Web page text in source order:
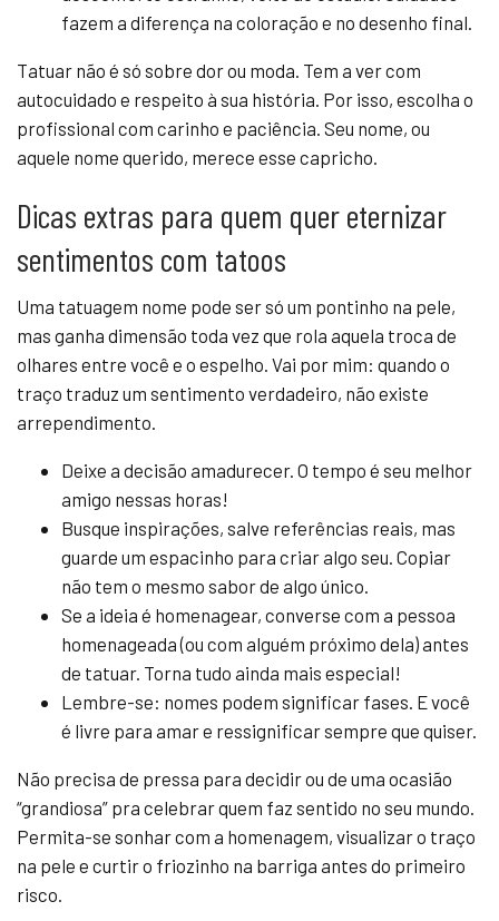
fazem a diferença na coloração e no desenho final.
Tatuar não é só sobre dor ou moda. Tem a ver com
autocuidado e respeito à sua história. Por isso, escolha o
profissional com carinho e paciência. Seu nome, ou
aquele nome querido, merece esse capricho.
Dicas extras para quem quer eternizar
sentimentos com tatoos
Uma tatuagem nome pode ser só um pontinho na pele,
mas ganha dimensão toda vez que rola aquela troca de
olhares entre você e o espelho. Vai por mim: quando o
traço traduz um sentimento verdadeiro, não existe
arrependimento.
Deixe a decisão amadurecer. O tempo é seu melhor
amigo nessas horas!
Busque inspirações, salve referências reais, mas
guarde um espacinho para criar algo seu. Copiar
não tem o mesmo sabor de algo único.
Se a ideia é homenagear, converse com a pessoa
homenageada (ou com alguém próximo dela) antes
de tatuar. Torna tudo ainda mais especial!
Lembre-se: nomes podem significar fases. E você
é livre para amar e ressignificar sempre que quiser.
Não precisa de pressa para decidir ou de uma ocasião
“grandiosa” pra celebrar quem faz sentido no seu mundo.
Permita-se sonhar com a homenagem, visualizar o traço
na pele e curtir o friozinho na barriga antes do primeiro
risco.